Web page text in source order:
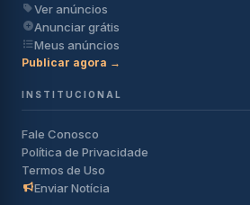
Ver anúncios
Anunciar grátis
Meus anúncios
Publicar agora →
INSTITUCIONAL
Fale Conosco
Política de Privacidade
Termos de Uso
Enviar Notícia